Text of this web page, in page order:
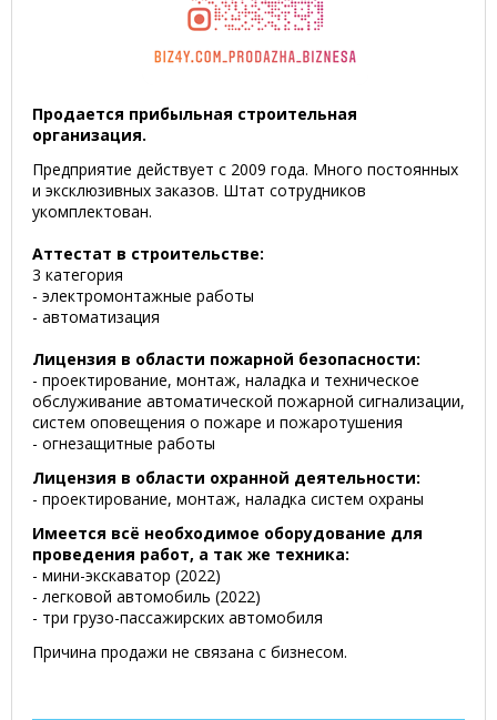
Продается прибыльная строительная
организация.
Предприятие действует с 2009 года. Много постоянных
и эксклюзивных заказов. Штат сотрудников
укомплектован.
Аттестат в строительстве:
3 категория
- электромонтажные работы
- автоматизация
Лицензия в области пожарной безопасности:
- проектирование, монтаж, наладка и техническое
обслуживание автоматической пожарной сигнализации,
систем оповещения о пожаре и пожаротушения
- огнезащитные работы
Лицензия в области охранной деятельности:
- проектирование, монтаж, наладка систем охраны
Имеется всё необходимое оборудование для
проведения работ, а так же техника:
- мини-экскаватор (2022)
- легковой автомобиль (2022)
- три грузо-пассажирских автомобиля
Причина продажи не связана с бизнесом.